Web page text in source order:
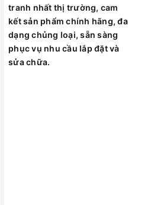
tranh nhất thị trường, cam
kết sản phẩm chính hãng, đa
dạng chủng loại, sẵn sàng
phục vụ nhu cầu lắp đặt và
sửa chữa.